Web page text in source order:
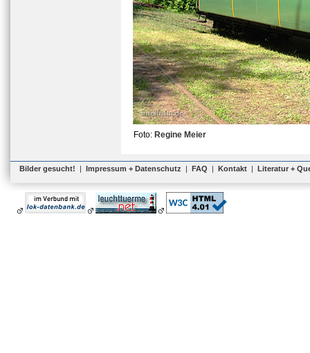
Foto: Regine Meier
Bilder gesucht! | Impressum + Datenschutz | FAQ | Kontakt | Literatur +